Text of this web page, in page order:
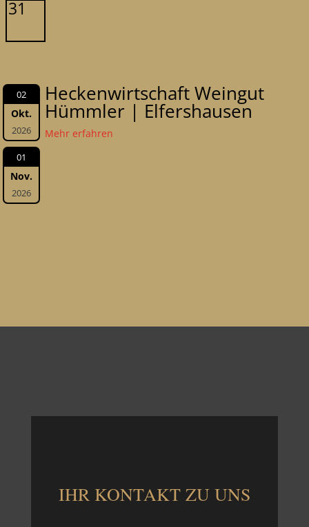
31
02
Okt.
2026
01
Nov.
2026
Heckenwirtschaft Weingut
Hümmler | Elfershausen
Mehr erfahren
IHR KONTAKT ZU UNS